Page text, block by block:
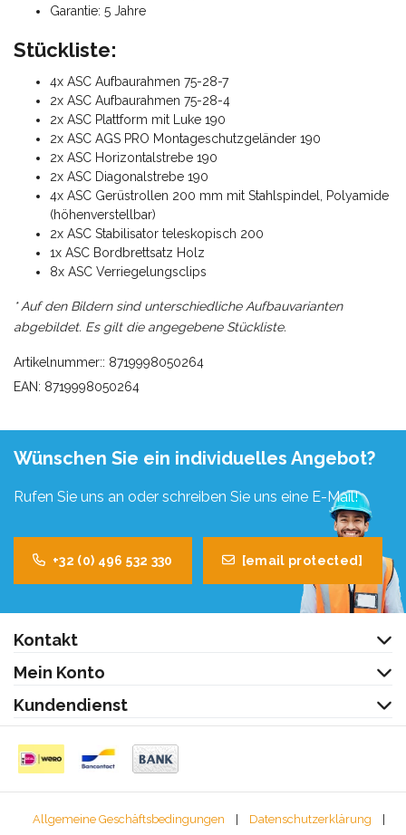
Garantie: 5 Jahre
Stückliste:
4x ASC Aufbaurahmen 75-28-7
2x ASC Aufbaurahmen 75-28-4
2x ASC Plattform mit Luke 190
2x ASC AGS PRO Montageschutzgeländer 190
2x ASC Horizontalstrebe 190
2x ASC Diagonalstrebe 190
4x ASC Gerüstrollen 200 mm mit Stahlspindel, Polyamide
(höhenverstellbar)
2x ASC Stabilisator teleskopisch 200
1x ASC Bordbrettsatz Holz
8x ASC Verriegelungsclips
* Auf den Bildern sind unterschiedliche Aufbauvarianten
abgebildet. Es gilt die angegebene Stückliste.
Artikelnummer:: 8719998050264
EAN: 8719998050264
Wünschen Sie ein individuelles Angebot?
Rufen Sie uns an oder schreiben Sie uns eine E-Mail!
+32 (0) 496 532 330 [email protected]
Kontakt
Mein Konto
Kundendienst
Allgemeine Geschäftsbedingungen | Datenschutzerklärung |